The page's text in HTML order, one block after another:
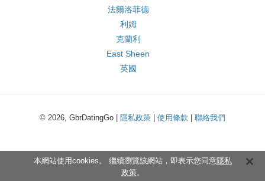
法爾洛菲德
利姆
克蘭利
East Sheen
英國
© 2026, GbrDatingGo | 隱私政策 使用條款 聯絡我們
本網站使用cookies。 繼續瀏覽該網站，即表示您同意隱私
政策。